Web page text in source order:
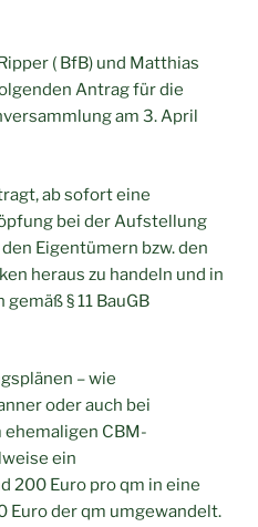
( BfB) und Matthias
Antrag für die
am 3. April
ab sofort eine
bei der Aufstellung
Eigentümern bzw. den
heraus zu handeln und in
§ 11 BauGB
– wie
oder auch bei
ehemaligen CBM-
ein
200 Euro pro qm in eine
Euro der qm umgewandelt.